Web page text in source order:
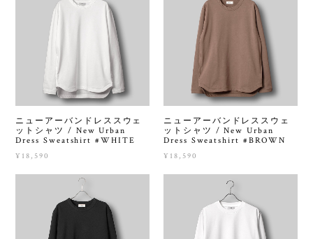
ニューアーバンドレススウェ
ットシャツ / New Urban
Dress Sweatshirt #WHITE
¥18,590
ニューアーバンドレススウェ
ットシャツ / New Urban
Dress Sweatshirt #BROWN
¥18,590